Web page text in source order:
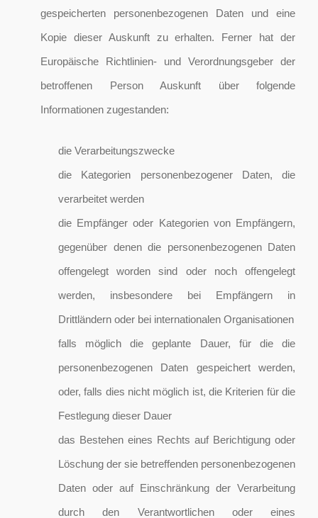
gespeicherten personenbezogenen Daten und eine
Kopie dieser Auskunft zu erhalten. Ferner hat der
Europäische Richtlinien- und Verordnungsgeber der
betroffenen Person Auskunft über folgende
Informationen zugestanden:
die Verarbeitungszwecke
die Kategorien personenbezogener Daten, die
verarbeitet werden
die Empfänger oder Kategorien von Empfängern,
gegenüber denen die personenbezogenen Daten
offengelegt worden sind oder noch offengelegt
werden, insbesondere bei Empfängern in
Drittländern oder bei internationalen Organisationen
falls möglich die geplante Dauer, für die die
personenbezogenen Daten gespeichert werden,
oder, falls dies nicht möglich ist, die Kriterien für die
Festlegung dieser Dauer
das Bestehen eines Rechts auf Berichtigung oder
Löschung der sie betreffenden personenbezogenen
Daten oder auf Einschränkung der Verarbeitung
durch den Verantwortlichen oder eines